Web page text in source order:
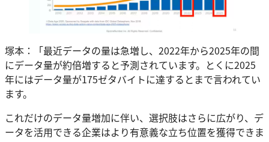
塚本：「最近データの量は急増し、2022年から2025年の間
にデータ量が約倍増すると予測されています。とくに2025
年にはデータ量が175ゼタバイトに達するとまで言われてい
ます。
これだけのデータ量増加に伴い、選択肢はさらに広がり、デ
ータを活用できる企業はより有意義な立ち位置を獲得できま